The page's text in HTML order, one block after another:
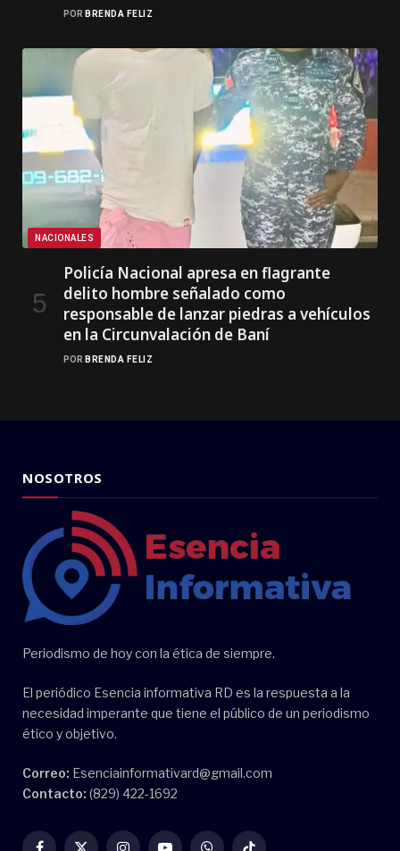
POR BRENDA FELIZ
NACIONALES
Policía Nacional apresa en flagrante
delito hombre señalado como
responsable de lanzar piedras a vehículos
en la Circunvalación de Baní
POR BRENDA FELIZ
NOSOTROS
Periodismo de hoy con la ética de siempre.
El periódico Esencia informativa RD es la respuesta a la
necesidad imperante que tiene el público de un periodismo
ético y objetivo.
Correo: Esenciainformativard@gmail.com
Contacto: (829) 422-1692